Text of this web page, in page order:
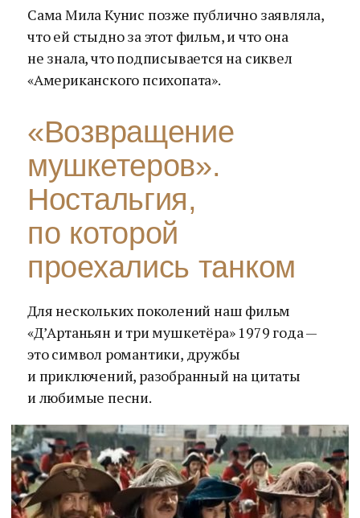
Сама Мила Кунис позже публично заявляла,
что ей стыдно за этот фильм, и что она
не знала, что подписывается на сиквел
«Американского психопата».
«Возвращение
мушкетеров».
Ностальгия,
по которой
проехались танком
Для нескольких поколений наш фильм
«Д’Артаньян и три мушкетёра» 1979 года —
это символ романтики, дружбы
и приключений, разобранный на цитаты
и любимые песни.